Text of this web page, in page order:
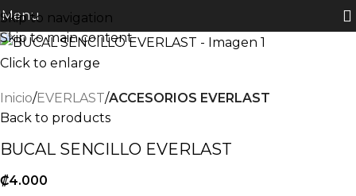
Skip to navigation
Skip to main content
Menu
Click to enlarge
Inicio EVERLAST ACCESORIOS EVERLAST
Back to products
BUCAL SENCILLO EVERLAST
₡4.000